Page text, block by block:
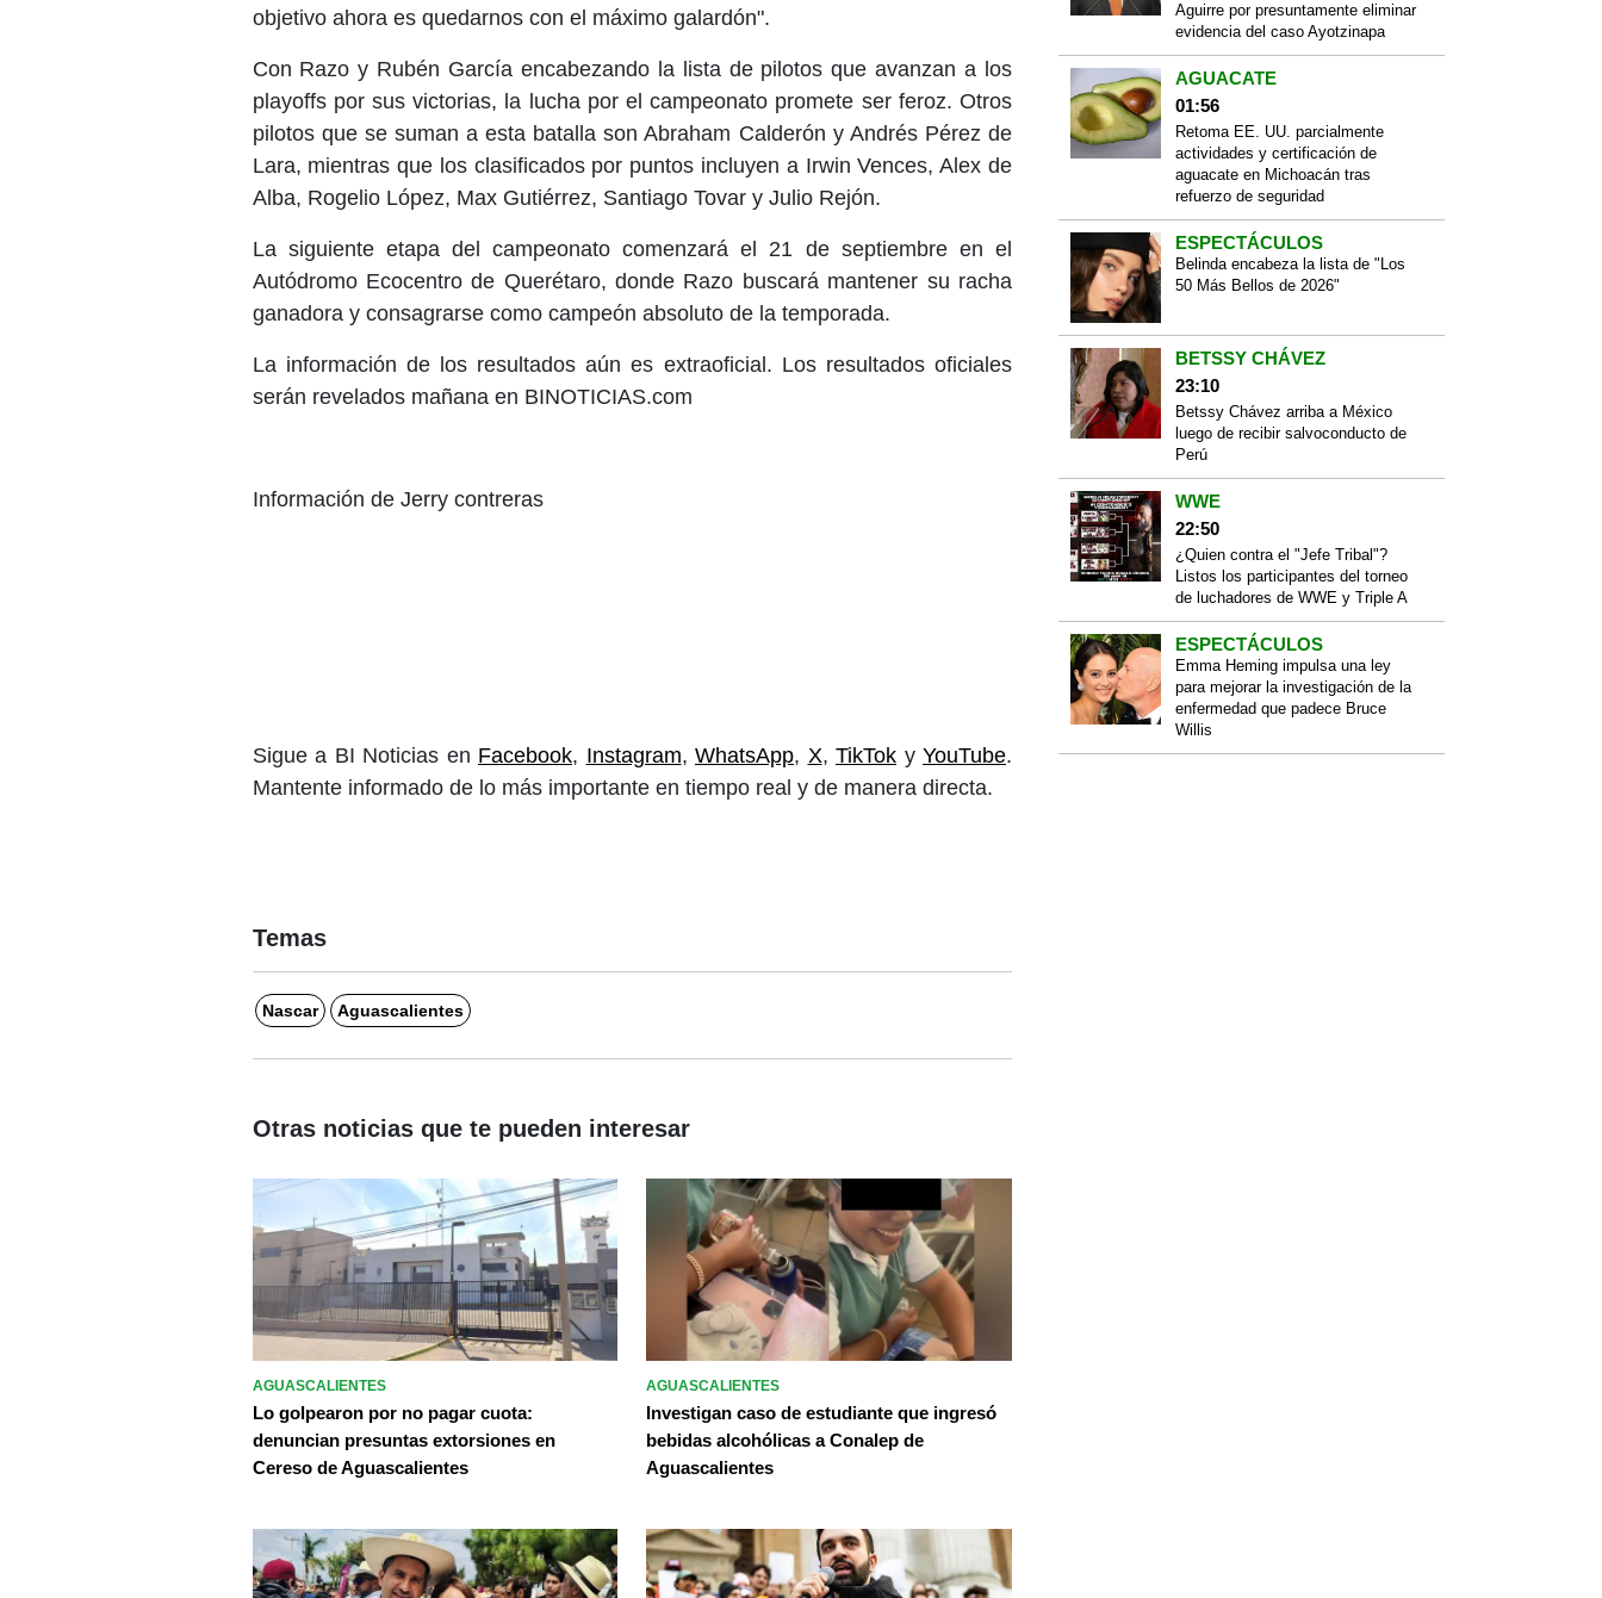
objetivo ahora es quedarnos con el máximo galardón".
Con Razo y Rubén García encabezando la lista de pilotos que avanzan a los
playoffs por sus victorias, la lucha por el campeonato promete ser feroz. Otros
pilotos que se suman a esta batalla son Abraham Calderón y Andrés Pérez de
Lara, mientras que los clasificados por puntos incluyen a Irwin Vences, Alex de
Alba, Rogelio López, Max Gutiérrez, Santiago Tovar y Julio Rejón.
La siguiente etapa del campeonato comenzará el 21 de septiembre en el
Autódromo Ecocentro de Querétaro, donde Razo buscará mantener su racha
ganadora y consagrarse como campeón absoluto de la temporada.
La información de los resultados aún es extraoficial. Los resultados oficiales
serán revelados mañana en BINOTICIAS.com​
Información de Jerry contreras
Sigue a BI Noticias en Facebook, Instagram, WhatsApp, X, TikTok y YouTube.
Mantente informado de lo más importante en tiempo real y de manera directa.
Temas
Nascar Aguascalientes
Aguirre por presuntamente eliminar
evidencia del caso Ayotzinapa
AGUACATE
01:56
Retoma EE. UU. parcialmente
actividades y certificación de
aguacate en Michoacán tras
refuerzo de seguridad
ESPECTÁCULOS
Belinda encabeza la lista de "Los
50 Más Bellos de 2026"
BETSSY CHÁVEZ
23:10
Betssy Chávez arriba a México
luego de recibir salvoconducto de
Perú
WWE
22:50
¿Quien contra el "Jefe Tribal"?
Listos los participantes del torneo
de luchadores de WWE y Triple A
ESPECTÁCULOS
Emma Heming impulsa una ley
para mejorar la investigación de la
enfermedad que padece Bruce
Willis
Otras noticias que te pueden interesar
AGUASCALIENTES
Lo golpearon por no pagar cuota:
denuncian presuntas extorsiones en
Cereso de Aguascalientes
AGUASCALIENTES
Investigan caso de estudiante que ingresó
bebidas alcohólicas a Conalep de
Aguascalientes